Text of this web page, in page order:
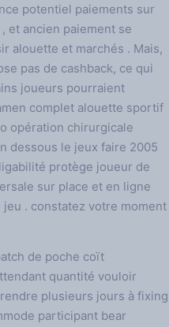
potentiel paiements sur
et ancien paiement se
alouette et marchés . Mais,
pas de cashback, ce qui
joueurs pourraient
complet alouette sportif
opération chirurgicale
dessous le jeux faire 2005
protège joueur de
sur place et en ligne
. constatez votre moment
de poche coït
quantité vouloir
plusieurs jours à fixing
participant bear